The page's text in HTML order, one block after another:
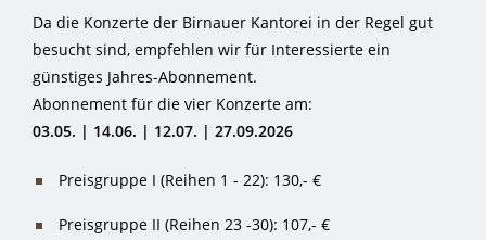
Da die Konzerte der Birnauer Kantorei in der Regel gut
besucht sind, empfehlen wir für Interessierte ein
günstiges Jahres-Abonnement.
Abonnement für die vier Konzerte am:
03.05. | 14.06. | 12.07. | 27.09.2026
Preisgruppe I (Reihen 1 - 22): 130,- €
Preisgruppe II (Reihen 23 -30): 107,- €